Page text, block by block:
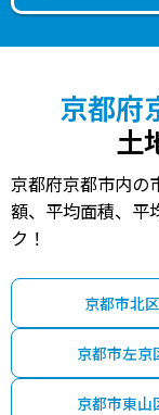
京都府
土
京都府京都市内の
額、平均面積、平
ク！
京都市北区
京都市左京
京都市東山